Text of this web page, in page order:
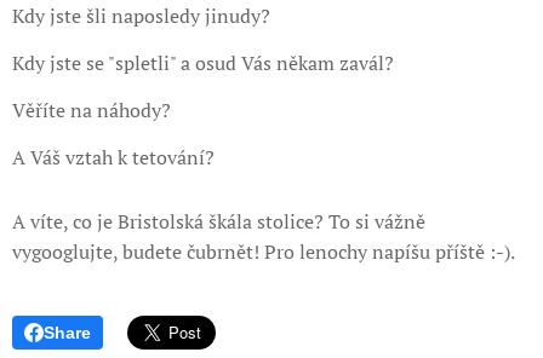
Kdy jste šli naposledy jinudy?
Kdy jste se "spletli" a osud Vás někam zavál?
Věříte na náhody?
A Váš vztah k tetování?
A víte, co je Bristolská škála stolice? To si vážně
vygooglujte, budete čubrnět! Pro lenochy napíšu příště :-).
Share